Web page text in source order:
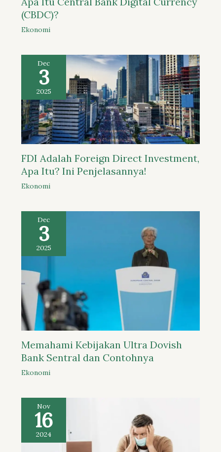
(CBDC)?
Ekonomi
Dec
3
2025
FDI Adalah Foreign Direct Investment,
Apa Itu? Ini Penjelasannya!
Ekonomi
Dec
3
2025
Memahami Kebijakan Ultra Dovish
Bank Sentral dan Contohnya
Ekonomi
Nov
16
2024